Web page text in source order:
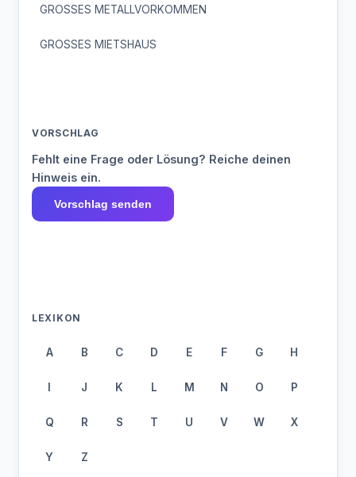
GROSSES METALLVORKOMMEN
GROSSES MIETSHAUS
VORSCHLAG
Fehlt eine Frage oder Lösung? Reiche deinen
Hinweis ein.
Vorschlag senden
LEXIKON
A B C D E F G H
I J K L M N O P
Q R S T U V W X
Y Z